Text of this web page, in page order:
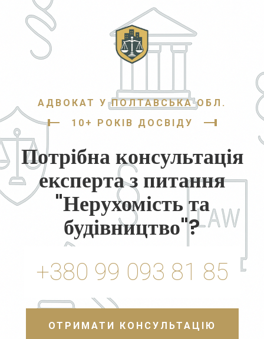
АДВОКАТ У ПОЛТАВСЬКА ОБЛ.
10+ РОКІВ ДОСВІДУ
Потрібна консультація
експерта з питання
"Нерухомість та
будівництво"?
+380 99 093 81 85
ОТРИМАТИ КОНСУЛЬТАЦІЮ